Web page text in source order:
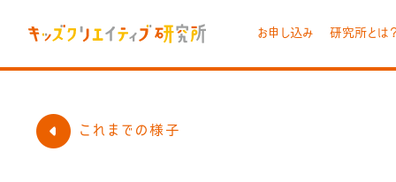
お申し込み 研究所とは
これまでの様子